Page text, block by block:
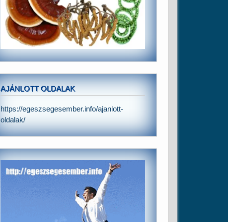
AJÁNLOTT OLDALAK
https://egeszsegesember.info/ajanlott-
oldalak/